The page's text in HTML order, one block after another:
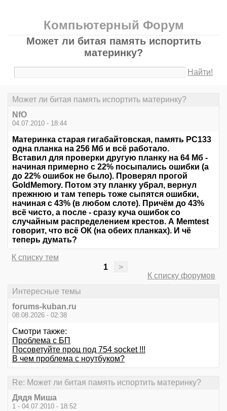
Компьютерный Форум
Может ли битая память испортить
материнку?
Найти!
Может ли битая память испортить материнку?
NfO
04.07.2010 - 18:44
Материнка старая гигабайтовская, память PC133
одна планка на 256 Мб и всё работало.
Вставил для проверки другую планку на 64 Мб -
начиная примерно с 22% посыпались ошибки (а
до 22% ошибок не было). Проверял прогой
GoldMemory. Потом эту планку убрал, вернул
прежнюю и там теперь тоже сыпятся ошибки,
начиная с 43% (в любом слоте). Причём до 43%
всё чисто, а после - сразу куча ошибок со
случайным распределением крестов. А Memtest
говорит, что всё ОК (на обеих планках). И чё
теперь думать?
К списку тем
1
>
К списку форумов
Интересные темы
forums-kuban.ru
08.08.2026 - 02:38
Смотри также:
Проблема с БП
Посоветуйте проц под 754 socket !!!
В чем проблема с ноутбуком?
Re: Может ли битая память испортить материнку?
Дядя Миша
1 - 04.07.2010 - 18:52